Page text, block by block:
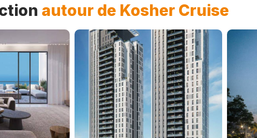
autour de Kosher Cruise